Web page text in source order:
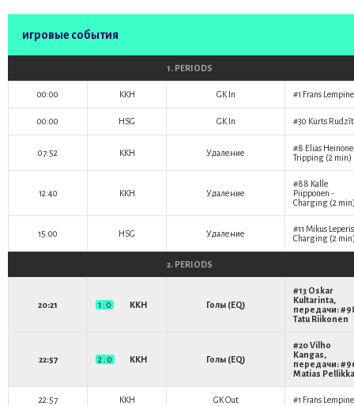
игровые события
1. PERIODS
00:00 KKH GK In #1 Frans
00:00 HSG GK In #30 Kurts
07:52 KKH Удаление #8 Elias
Tripping (2 min)
12:40 KKH Удаление
#88 Kalle
Piipponen -
Charging (2
15:00 HSG Удаление #11 Mikus Leperis
Charging (2
2. PERIODS
20:21 1 : 0 KKH Голы (EQ)
#13 Oskar
Kultarinta,
передачи:
Tatu Riikonen
22:57 2 : 0 KKH Голы (EQ)
#20Vilho
Kangas,
передачи:
Matias Pellikka
22:57 KKH GK Out #1 Frans